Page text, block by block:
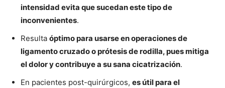
intensidad evita que sucedan este tipo de
inconvenientes.
Resulta óptimo para usarse en operaciones de
ligamento cruzado o prótesis de rodilla, pues mitiga
el dolor y contribuye a su sana cicatrización.
En pacientes post-quirúrgicos, es útil para el